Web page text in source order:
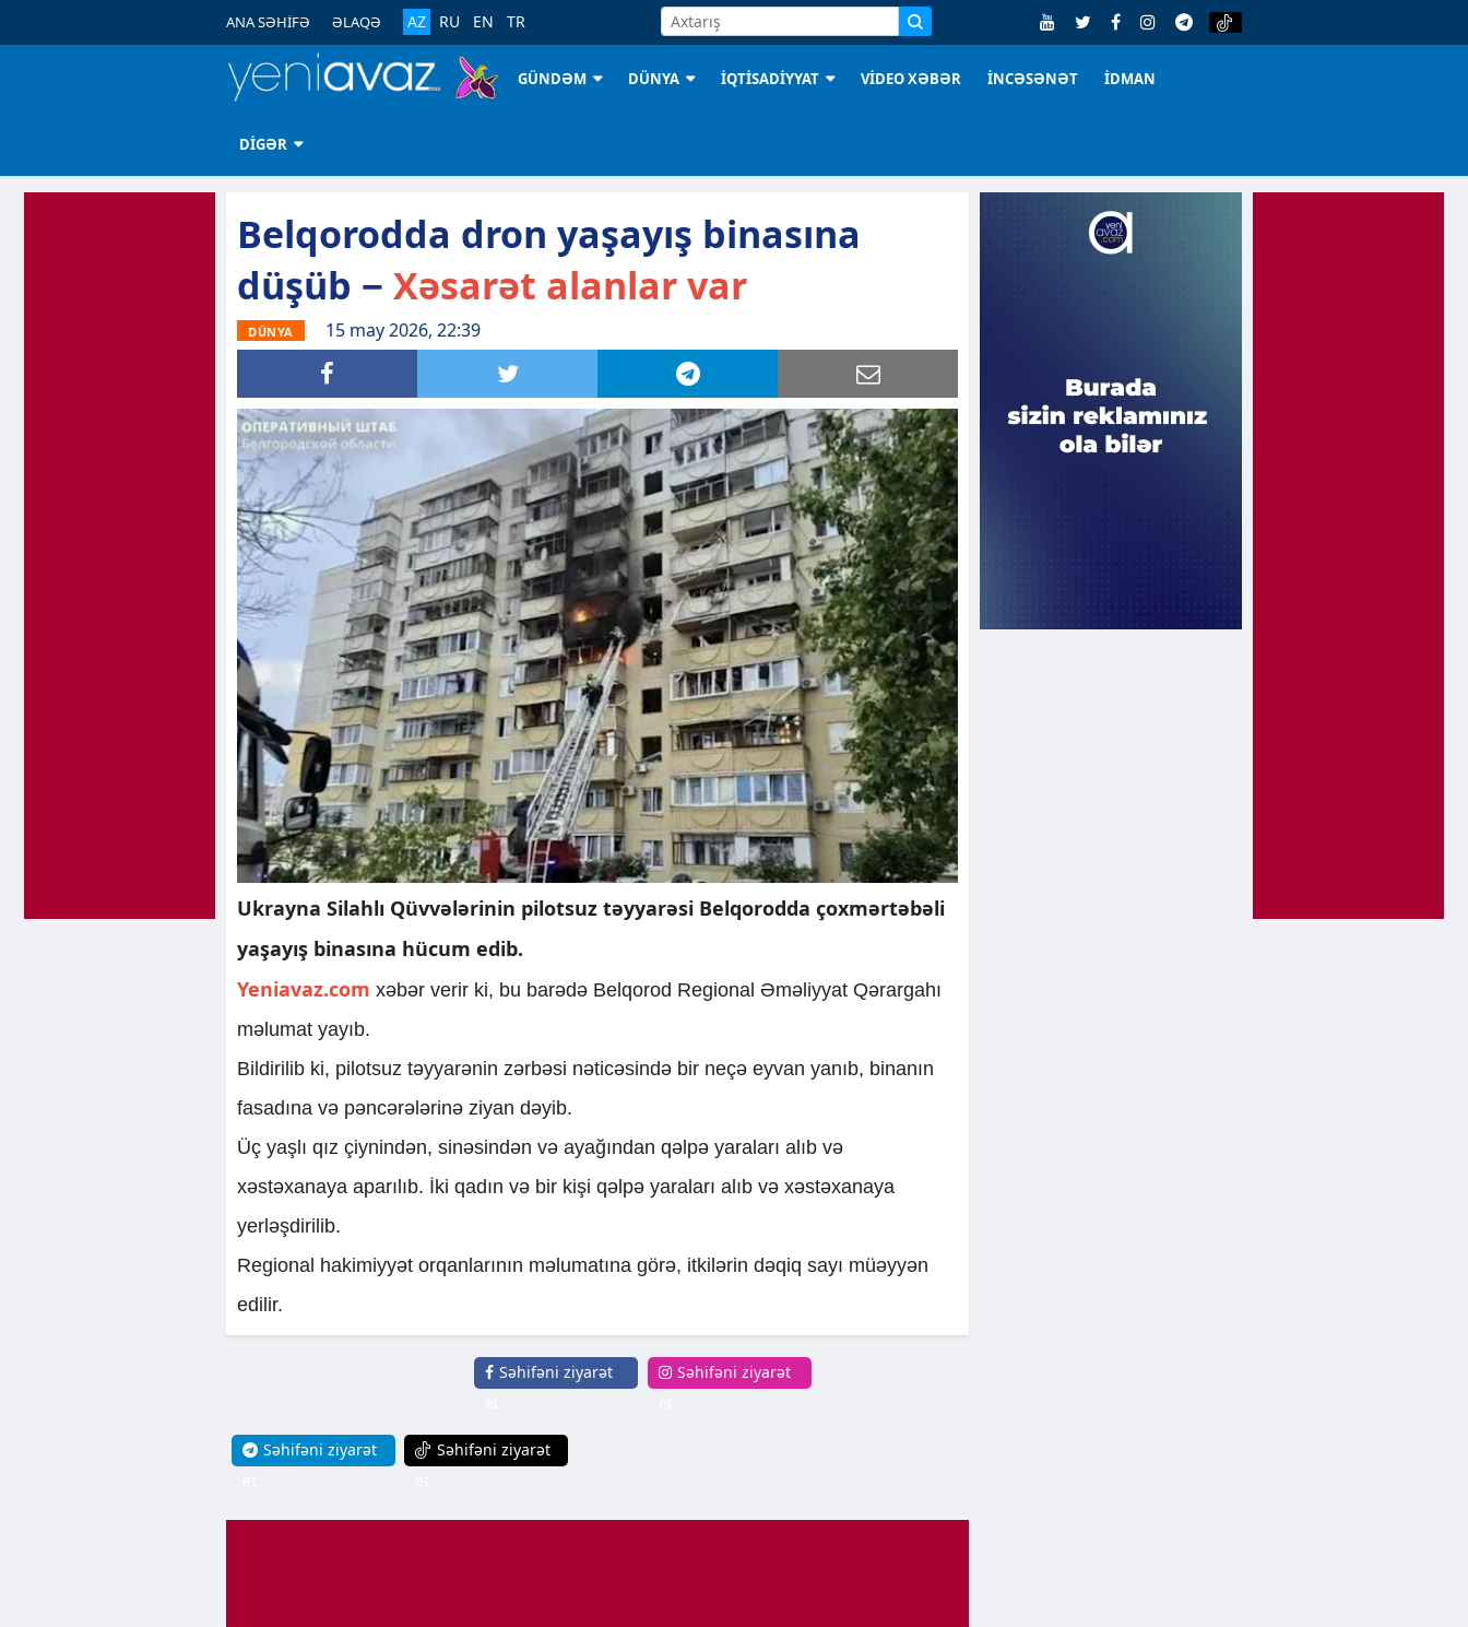
ANA SƏHİFƏ ƏLAQƏ AZ RU EN TR
GÜNDƏM DÜNYA İQTİSADİYYAT VİDEO XƏBƏR İNCƏSƏNƏT İDMAN
DİGƏR
Belqorodda dron yaşayış binasına
düşüb − Xəsarət alanlar var
DÜNYA 15 may 2026, 22:39
Ukrayna Silahlı Qüvvələrinin pilotsuz təyyarəsi Belqorodda çoxmərtəbəli
yaşayış binasına hücum edib.
Yeniavaz.com xəbər verir ki, bu barədə Belqorod Regional Əməliyyat Qərargahı
məlumat yayıb.
Bildirilib ki, pilotsuz təyyarənin zərbəsi nəticəsində bir neçə eyvan yanıb, binanın
fasadına və pəncərələrinə ziyan dəyib.
Üç yaşlı qız çiynindən, sinəsindən və ayağından qəlpə yaraları alıb və
xəstəxanaya aparılıb. İki qadın və bir kişi qəlpə yaraları alıb və xəstəxanaya
yerləşdirilib.
Regional hakimiyyət orqanlarının məlumatına görə, itkilərin dəqiq sayı müəyyən
edilir.
Səhifəni ziyarət
Səhifəni ziyarət
Səhifəni ziyarət
Səhifəni ziyarət